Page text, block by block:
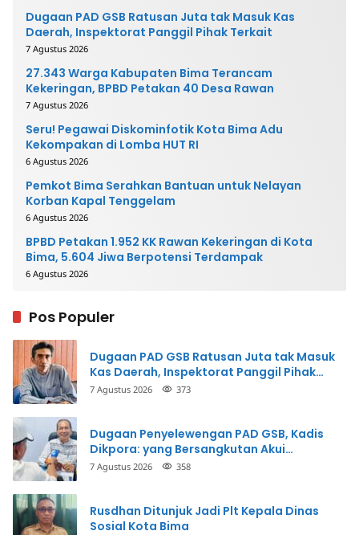
Dugaan PAD GSB Ratusan Juta tak Masuk Kas
Daerah, Inspektorat Panggil Pihak Terkait
7 Agustus 2026
27.343 Warga Kabupaten Bima Terancam
Kekeringan, BPBD Petakan 40 Desa Rawan
7 Agustus 2026
Seru! Pegawai Diskominfotik Kota Bima Adu
Kekompakan di Lomba HUT RI
6 Agustus 2026
Pemkot Bima Serahkan Bantuan untuk Nelayan
Korban Kapal Tenggelam
6 Agustus 2026
BPBD Petakan 1.952 KK Rawan Kekeringan di Kota
Bima, 5.604 Jiwa Berpotensi Terdampak
6 Agustus 2026
Pos Populer
Dugaan PAD GSB Ratusan Juta tak Masuk
Kas Daerah, Inspektorat Panggil Pihak
Terkait
7 Agustus 2026 373
Dugaan Penyelewengan PAD GSB, Kadis
Dikpora: yang Bersangkutan Akui
Perbuatannya dan Siap Mengembalikan
7 Agustus 2026 358
Rusdhan Ditunjuk Jadi Plt Kepala Dinas
Sosial Kota Bima